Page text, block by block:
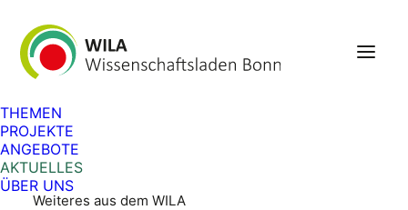
THEMEN
PROJEKTE
ANGEBOTE
AKTUELLES
ÜBER UNS
Aktuelles
Veranstaltungen
Berufliches
Weiteres aus dem WILA